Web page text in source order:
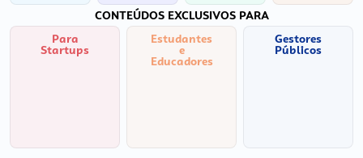
CONTEÚDOS EXCLUSIVOS PARA
Para
Startups
Estudantes
e
Educadores
Gestores
Públicos